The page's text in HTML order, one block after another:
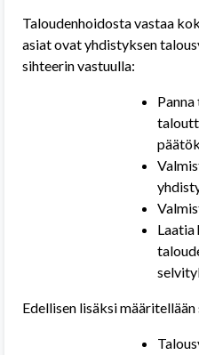
Taloudenhoidosta vastaa
asiat ovat yhdistyksen
sihteerin vastuulla:
Edellisen lisäksi